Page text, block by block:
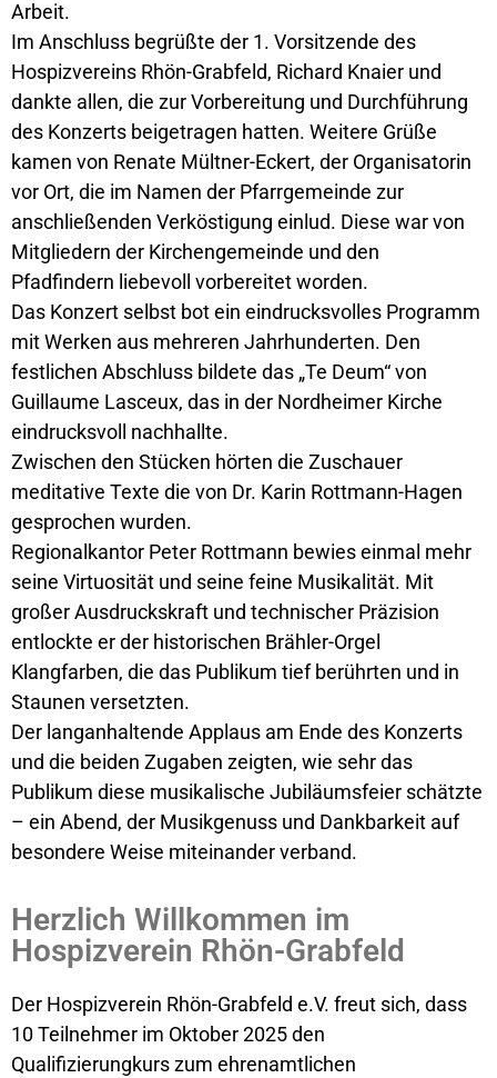
Arbeit.
Im Anschluss begrüßte der 1. Vorsitzende des
Hospizvereins Rhön-Grabfeld, Richard Knaier und
dankte allen, die zur Vorbereitung und Durchführung
des Konzerts beigetragen hatten. Weitere Grüße
kamen von Renate Mültner-Eckert, der Organisatorin
vor Ort, die im Namen der Pfarrgemeinde zur
anschließenden Verköstigung einlud. Diese war von
Mitgliedern der Kirchengemeinde und den
Pfadfindern liebevoll vorbereitet worden.
Das Konzert selbst bot ein eindrucksvolles Programm
mit Werken aus mehreren Jahrhunderten. Den
festlichen Abschluss bildete das „Te Deum“ von
Guillaume Lasceux, das in der Nordheimer Kirche
eindrucksvoll nachhallte.
Zwischen den Stücken hörten die Zuschauer
meditative Texte die von Dr. Karin Rottmann-Hagen
gesprochen wurden.
Regionalkantor Peter Rottmann bewies einmal mehr
seine Virtuosität und seine feine Musikalität. Mit
großer Ausdruckskraft und technischer Präzision
entlockte er der historischen Brähler-Orgel
Klangfarben, die das Publikum tief berührten und in
Staunen versetzten.
Der langanhaltende Applaus am Ende des Konzerts
und die beiden Zugaben zeigten, wie sehr das
Publikum diese musikalische Jubiläumsfeier schätzte
– ein Abend, der Musikgenuss und Dankbarkeit auf
besondere Weise miteinander verband.
Herzlich Willkommen im
Hospizverein Rhön-Grabfeld
Der Hospizverein Rhön-Grabfeld e.V. freut sich, dass
10 Teilnehmer im Oktober 2025 den
Qualifizierungkurs zum ehrenamtlichen